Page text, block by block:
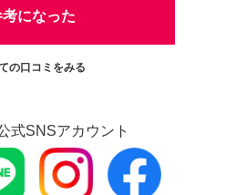
考になった
の口コミをみる
式SNSアカウント